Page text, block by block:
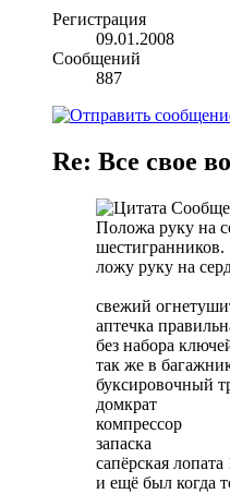
Регистрация
09.01.2008
Сообщений
887
Re: Все свое
Положа руку на
шестигранников.
ложу руку на
свежий
аптечка
без набора
так же в
буксировочный
домкрат
компрессор
запаска
сапёрская
и ещё был когда